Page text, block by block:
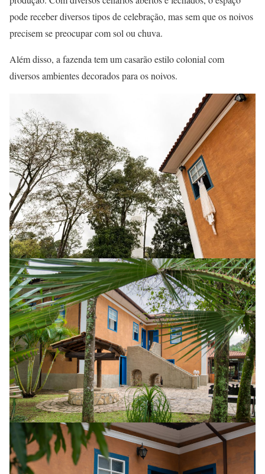
pode receber diversos tipos de celebração, mas sem que os noivos
precisem se preocupar com sol ou chuva.
Além disso, a fazenda tem um casarão estilo colonial com
diversos ambientes decorados para os noivos.